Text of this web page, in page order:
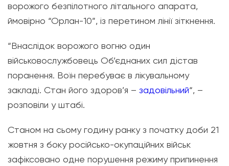
ворожого безпілотного літального апарата,
ймовірно “Орлан-10”, із перетином лінії зіткнення.
“Внаслідок ворожого вогню один
військовослужбовець Об’єднаних сил дістав
поранення. Воїн перебуває в лікувальному
закладі. Стан його здоров’я – задовільний“, –
розповіли у штабі.
Станом на сьому годину ранку з початку доби 21
жовтня з боку російсько-окупаційних військ
зафіксовано одне порушення режиму припинення